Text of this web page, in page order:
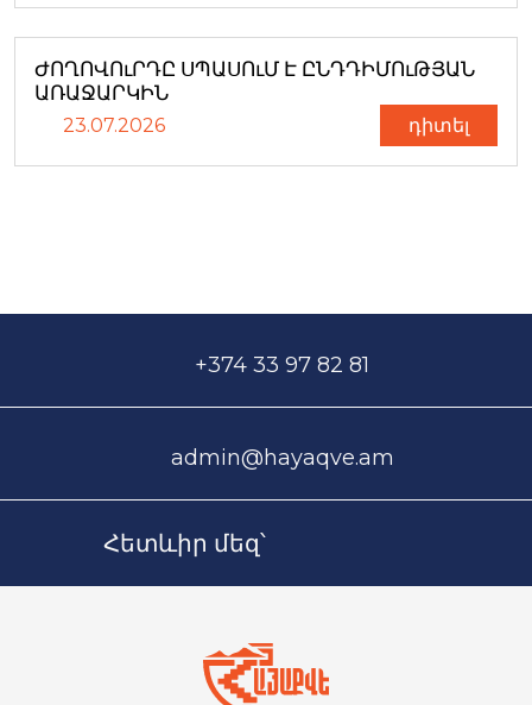
ԺՈՂՈՎՈւՐԴԸ ՍՊԱՍՈւՄ Է ԸՆԴԴԻՄՈւԹՅԱՆ
ԱՌԱՋԱՐԿԻՆ
23.07.2026 դիտել
+374 33 97 82 81
admin@hayaqve.am
Հետևիր մեզ՝